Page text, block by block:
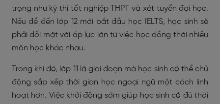
trọng như kỳ thi tốt nghiệp THPT và xét tuyển đại học.
Nếu để đến lớp 12 mới bắt đầu học IELTS, học sinh sẽ
phải đối mặt với áp lực lớn từ việc học đồng thời nhiều
môn học khác nhau.
Trong khi đó, lớp 11 là giai đoạn mà học sinh có thể chủ
động sắp xếp thời gian học ngoại ngữ một cách linh
hoạt hơn. Việc khởi động sớm giúp học sinh có đủ thời